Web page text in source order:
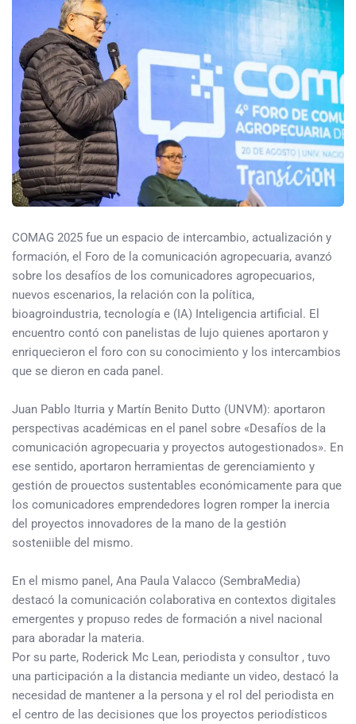
COMAG 2025 fue un espacio de intercambio, actualización y
formación, el Foro de la comunicación agropecuaria, avanzó
sobre los desafíos de los comunicadores agropecuarios,
nuevos escenarios, la relación con la política,
bioagroindustria, tecnología e (IA) Inteligencia artificial. El
encuentro contó con panelistas de lujo quienes aportaron y
enriquecieron el foro con su conocimiento y los intercambios
que se dieron en cada panel.
Juan Pablo Iturria y Martín Benito Dutto (UNVM): aportaron
perspectivas académicas en el panel sobre «Desafíos de la
comunicación agropecuaria y proyectos autogestionados». En
ese sentido, aportaron herramientas de gerenciamiento y
gestión de prouectos sustentables económicamente para que
los comunicadores emprendedores logren romper la inercia
del proyectos innovadores de la mano de la gestión
sosteniible del mismo.
En el mismo panel, Ana Paula Valacco (SembraMedia)
destacó la comunicación colaborativa en contextos digitales
emergentes y propuso redes de formación a nivel nacional
para aboradar la materia.
Por su parte, Roderick Mc Lean, periodista y consultor , tuvo
una participación a la distancia mediante un video, destacó la
necesidad de mantener a la persona y el rol del periodista en
el centro de las decisiones que los proyectos periodísticos